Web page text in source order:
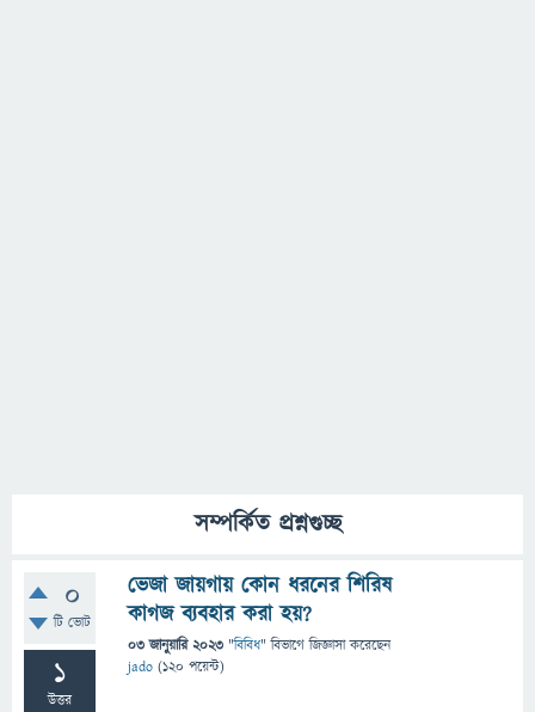
সম্পর্কিত প্রশ্নগুচ্ছ
0
টি ভোট
1
উত্তর
ভেজা জায়গায় কোন ধরনের শিরিষ
কাগজ ব্যবহার করা হয়?
03 জানুয়ারি 2023 "বিবিধ" বিভাগে জিজ্ঞাসাকরেছেন
jado (120 পয়েন্ট)